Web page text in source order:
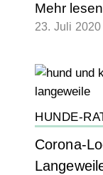
Mehr lesen
23. Juli 2020
HUNDE-
Corona-